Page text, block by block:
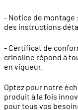
- Notice de montage
des instructions
- Certificat de
crinoline répond à
en vigueur.
Optez pour notre
produit à la fois
pour tous vos